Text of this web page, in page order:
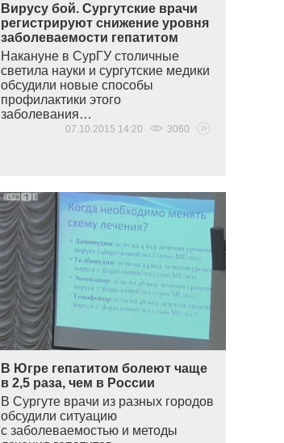
Вирусу бой. Сургутские врачи
регистрируют снижение уровня
заболеваемости гепатитом
Накануне в СурГУ столичные
светила науки и сургутские медики
обсудили новые способы
профилактики этого
заболевания…
07.10.2015 14:20 3060
В Югре гепатитом болеют чаще
в 2,5 раза, чем в России
В Сургуте врачи из разных городов
обсудили ситуацию
с заболеваемостью и методы